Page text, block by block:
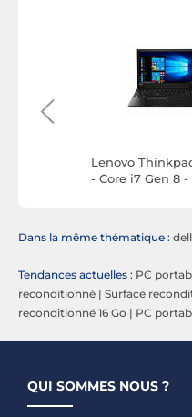
Lenovo
- Core i7 Gen 8 -
Dans la même thématique :
Tendances actuelles : PC
reconditionné | Surface
reconditionné 16 Go | PC
QUI SOMMES NOUS ?